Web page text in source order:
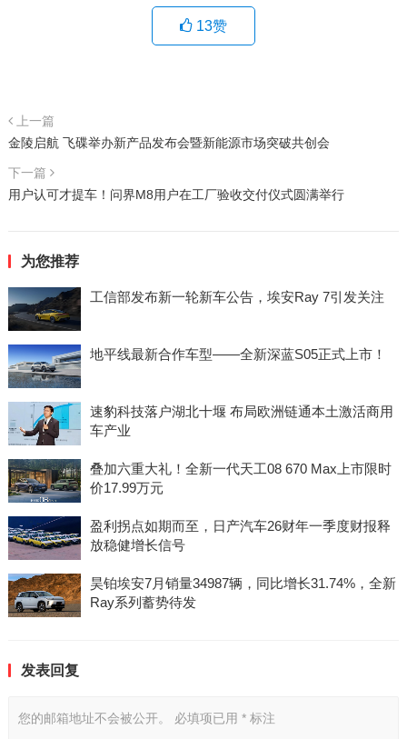
13赞
上一篇
金陵启航 飞碟举办新产品发布会暨新能源市场突破共创会
下一篇
用户认可才提车！问界M8用户在工厂验收交付仪式圆满举行
为您推荐
工信部发布新一轮新车公告，埃安Ray 7引发关注
地平线最新合作车型——全新深蓝S05正式上市！
速豹科技落户湖北十堰 布局欧洲链通本土激活商用
车产业
叠加六重大礼！全新一代天工08 670 Max上市限时
价17.99万元
盈利拐点如期而至，日产汽车26财年一季度财报释
放稳健增长信号
昊铂埃安7月销量34987辆，同比增长31.74%，全新
Ray系列蓄势待发
发表回复
您的邮箱地址不会被公开。 必填项已用 *标注